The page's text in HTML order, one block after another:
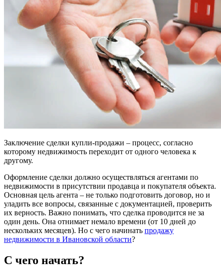
Заключение сделки купли-продажи – процесс, согласно
которому недвижимость переходит от одного человека к
другому.
Оформление сделки должно осуществляться агентами по
недвижимости в присутствии продавца и покупателя объекта.
Основная цель агента – не только подготовить договор, но и
уладить все вопросы, связанные с документацией, проверить
их верность. Важно понимать, что сделка проводится не за
один день. Она отнимает немало времени (от 10 дней до
нескольких месяцев). Но с чего начинать продажу
недвижимости в Ивановской области?
С чего начать?